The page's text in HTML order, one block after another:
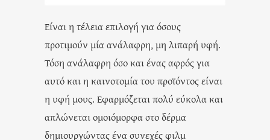
Είναι η τέλεια επιλογή για όσους
προτιμούν μία ανάλαφρη, μη λιπαρή υφή.
Τόση ανάλαφρη όσο και ένας αφρός για
αυτό και η καινοτομία του προϊόντος είναι
η υφή μους. Εφαρμόζεται πολύ εύκολα και
απλώνεται ομοιόμορφα στο δέρμα
δημιουργώντας ένα συνεχές φιλμ